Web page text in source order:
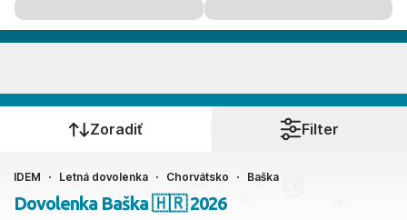
Kedy cestujete?
Ako cestujete?
Zoradiť Filter
IDEM Letná dovolenka Chorvátsko Baška
Dovolenka Baška 🇭🇷 2026